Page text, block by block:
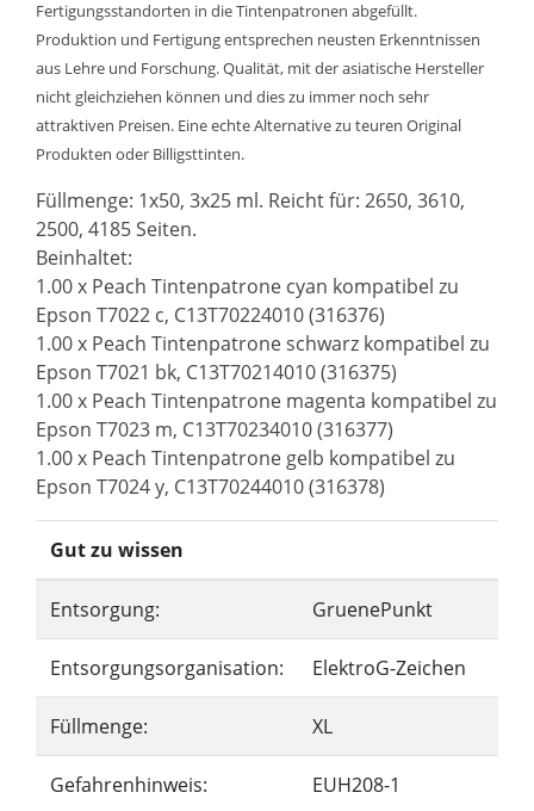
Fertigungsstandorten in die Tintenpatronen abgefüllt.
Produktion und Fertigung entsprechen neusten Erkenntnissen
aus Lehre und Forschung. Qualität, mit der asiatische Hersteller
nicht gleichziehen können und dies zu immer noch sehr
attraktiven Preisen. Eine echte Alternative zu teuren Original
Produkten oder Billigsttinten.
Füllmenge: 1x50, 3x25 ml. Reicht für: 2650, 3610,
2500, 4185 Seiten.
Beinhaltet:
1.00 x Peach Tintenpatrone cyan kompatibel zu
Epson T7022 c, C13T70224010 (316376)
1.00 x Peach Tintenpatrone schwarz kompatibel zu
Epson T7021 bk, C13T70214010 (316375)
1.00 x Peach Tintenpatrone magenta kompatibel zu
Epson T7023 m, C13T70234010 (316377)
1.00 x Peach Tintenpatrone gelb kompatibel zu
Epson T7024 y, C13T70244010 (316378)
Gut zu wissen
Entsorgung: GruenePunkt
Entsorgungsorganisation: ElektroG-Zeichen
Füllmenge: XL
Gefahrenhinweis: EUH208-1